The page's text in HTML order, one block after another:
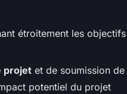
étroitement les objectifs
projet et de soumission de
potentiel du projet